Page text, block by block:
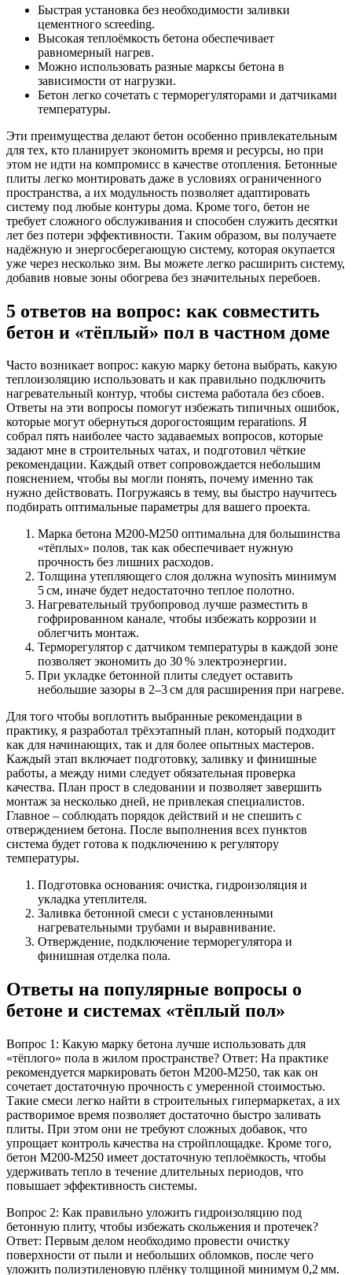
Быстрая установка без необходимости заливки
цементного screeding.
Высокая теплоёмкость бетона обеспечивает
равномерный нагрев.
Можно использовать разные марксы бетона в
зависимости от нагрузки.
Бетон легко сочетать с терморегуляторами и датчиками
температуры.
Эти преимущества делают бетон особенно привлекательным
для тех, кто планирует экономить время и ресурсы, но при
этом не идти на компромисс в качестве отопления. Бетонные
плиты легко монтировать даже в условиях ограниченного
пространства, а их модульность позволяет адаптировать
систему под любые контуры дома. Кроме того, бетон не
требует сложного обслуживания и способен служить десятки
лет без потери эффективности. Таким образом, вы получаете
надёжную и энергосберегающую систему, которая окупается
уже через несколько зим. Вы можете легко расширить систему,
добавив новые зоны обогрева без значительных перебоев.
5 ответов на вопрос: как совместить
бетон и «тёплый» пол в частном доме
Часто возникает вопрос: какую марку бетона выбрать, какую
теплоизоляцию использовать и как правильно подключить
нагревательный контур, чтобы система работала без сбоев.
Ответы на эти вопросы помогут избежать типичных ошибок,
которые могут обернуться дорогостоящим reparations. Я
собрал пять наиболее часто задаваемых вопросов, которые
задают мне в строительных чатах, и подготовил чёткие
рекомендации. Каждый ответ сопровождается небольшим
пояснением, чтобы вы могли понять, почему именно так
нужно действовать. Погружаясь в тему, вы быстро научитесь
подбирать оптимальные параметры для вашего проекта.
Марка бетона M200‑M250 оптимальна для большинства
«тёплых» полов, так как обеспечивает нужную
прочность без лишних расходов.
Толщина утепляющего слоя должна wynosiть минимум
5 см, иначе будет недостаточно теплое полотно.
Нагревательный трубопровод лучше разместить в
гофрированном канале, чтобы избежать коррозии и
облегчить монтаж.
Терморегулятор с датчиком температуры в каждой зоне
позволяет экономить до 30 % электроэнергии.
При укладке бетонной плиты следует оставить
небольшие зазоры в 2–3 см для расширения при нагреве.
Для того чтобы воплотить выбранные рекомендации в
практику, я разработал трёхэтапный план, который подходит
как для начинающих, так и для более опытных мастеров.
Каждый этап включает подготовку, заливку и финишные
работы, а между ними следует обязательная проверка
качества. План прост в следовании и позволяет завершить
монтаж за несколько дней, не привлекая специалистов.
Главное – соблюдать порядок действий и не спешить с
отверждением бетона. После выполнения всех пунктов
система будет готова к подключению к регулятору
температуры.
Подготовка основания: очистка, гидроизоляция и
укладка утеплителя.
Заливка бетонной смеси с установленными
нагревательными трубами и выравнивание.
Отверждение, подключение терморегулятора и
финишная отделка пола.
Ответы на популярные вопросы о
бетоне и системах «тёплый пол»
Вопрос 1: Какую марку бетона лучше использовать для
«тёплого» пола в жилом пространстве? Ответ: На практике
рекомендуется маркировать бетон M200‑M250, так как он
сочетает достаточную прочность с умеренной стоимостью.
Такие смеси легко найти в строительных гипермаркетах, а их
растворимое время позволяет достаточно быстро заливать
плиты. При этом они не требуют сложных добавок, что
упрощает контроль качества на стройплощадке. Кроме того,
бетон M200‑M250 имеет достаточную теплоёмкость, чтобы
удерживать тепло в течение длительных периодов, что
повышает эффективность системы.
Вопрос 2: Как правильно уложить гидроизоляцию под
бетонную плиту, чтобы избежать скольжения и протечек?
Ответ: Первым делом необходимо провести очистку
поверхности от пыли и небольших обломков, после чего
уложить полиэтиленовую плёнку толщиной минимум 0,2 мм.